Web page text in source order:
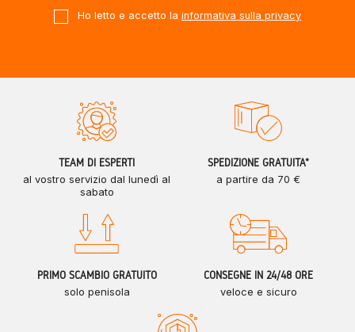
Ho letto e accetto la informativa sulla privacy
TEAM DI ESPERTI
al vostro servizio dal lunedì al
sabato
SPEDIZIONE GRATUITA*
a partire da 70 €
PRIMO SCAMBIO GRATUITO
solo penisola
CONSEGNE IN 24/48 ORE
veloce e sicuro